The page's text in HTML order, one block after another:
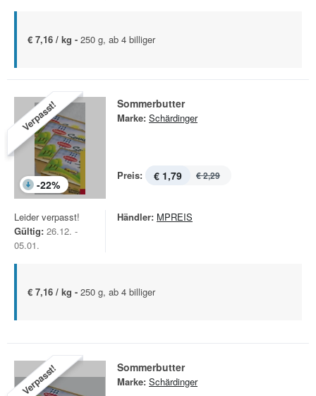
€ 7,16 / kg - 250 g, ab 4 billiger
Verpasst!
-22%
Sommerbutter
Marke: Schärdinger
Preis: € 1,79 € 2,29
Leider verpasst!
Gültig: 26.12. -
05.01.
Händler: MPREIS
€ 7,16 / kg - 250 g, ab 4 billiger
Verpasst! Sommerbutter
Marke: Schärdinger